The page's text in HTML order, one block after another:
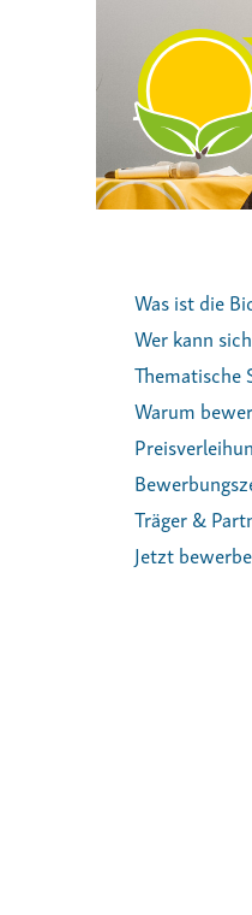
Was ist die
Wer kann
Thematische
Warum
Träger &
Jetzt